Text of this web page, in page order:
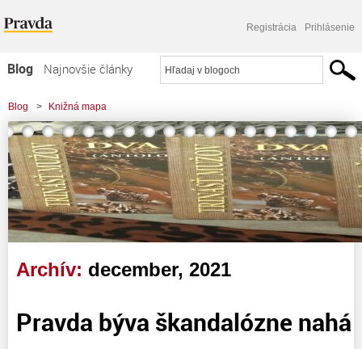
Registrácia Prihlásenie
Blog
Najnovšie články
Najčítanejšie články
Najkomentovanejšie články
Zoznam blogov
Komerčné blogy
Blog > Knižná mapa
Archív: december, 2021
Pravda býva škandalózne nahá